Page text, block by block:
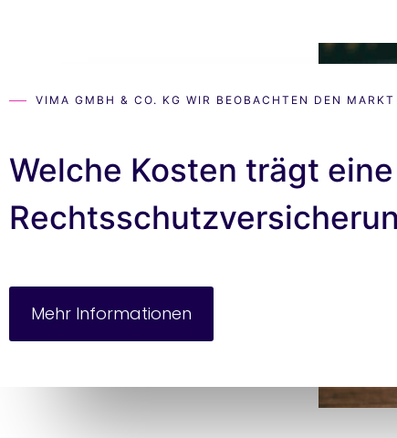
VIMA GMBH & CO. KG WIR BEOBACHTEN DEN MARKT
Welche Kosten trägt eine
Mehr Informationen